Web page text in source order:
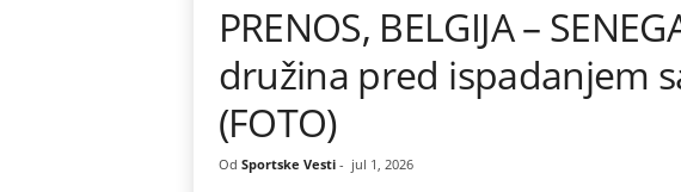
o
t
s
PRENOS, BELGIJA –
družina pred ispadanjem
(FOTO)
Od Sportske Vesti- jul 1, 2026